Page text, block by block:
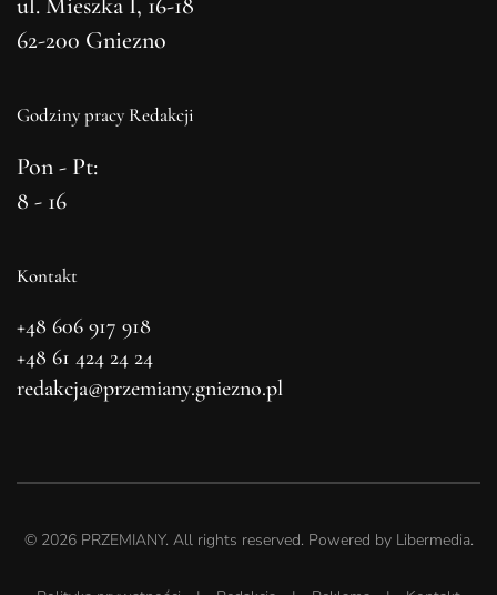
ul. Mieszka I, 16-18
62-200 Gniezno
Godziny pracy Redakcji
Pon - Pt:
8 - 16
Kontakt
+48 606 917 918
+48 61 424 24 24
redakcja@przemiany.gniezno.pl
© 2026PRZEMIANY. All rights reserved. Powered by Libermedia.